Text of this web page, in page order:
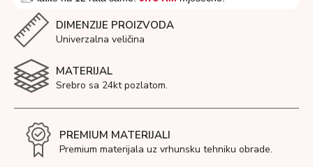
DIMENZIJE PROIZVODA
Univerzalna veličina
MATERIJAL
Srebro sa 24kt pozlatom.
PREMIUM MATERIJALI
Premium materijala uz vrhunsku tehniku obrade.